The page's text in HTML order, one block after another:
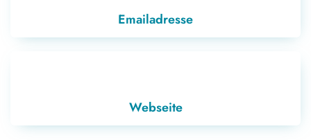
Emailadresse
Webseite